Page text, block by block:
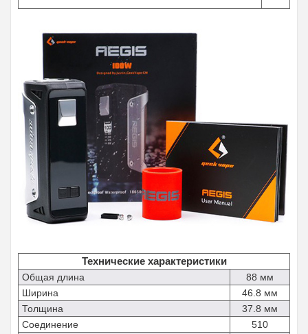
Технические характеристики
Общая длина
88 мм
Ширина
46.8 мм
Толщина
37.8 мм
Соединение
510